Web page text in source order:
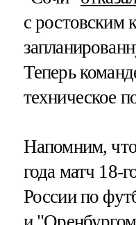
с ростовским
Теперь
техническое
Напомним,
года матч 18-
России по